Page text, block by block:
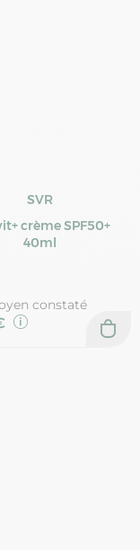
SVR
crème SPF50+
40ml
constaté